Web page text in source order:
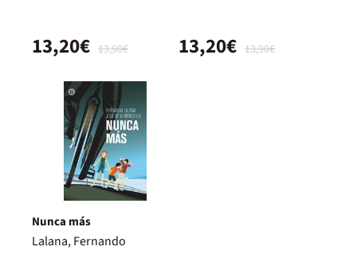
13,90€
13,20€ 13,90€
13,20€
Nunca más
Lalana, Fernando